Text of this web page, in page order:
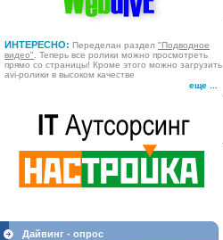
ИНТЕРЕСНО: Переделан раздел "Подводное
видео" . Теперь все ролики можно просмотреть
прямо со страницы! Кроме этого можно загрузить
avi-ролики в высоком качестве
еще ...
Дайвинг - опрос